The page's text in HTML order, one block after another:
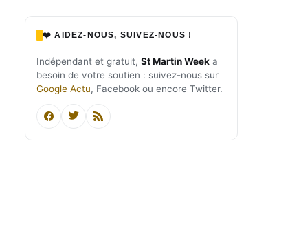
❤️ AIDEZ-NOUS, SUIVEZ-NOUS !
Indépendant et gratuit, St Martin Week a
besoin de votre soutien : suivez-nous sur
Google Actu, Facebook ou encore Twitter.